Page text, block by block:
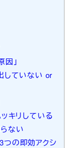
因」
していない or
キリしている
ない
つの即効アクシ